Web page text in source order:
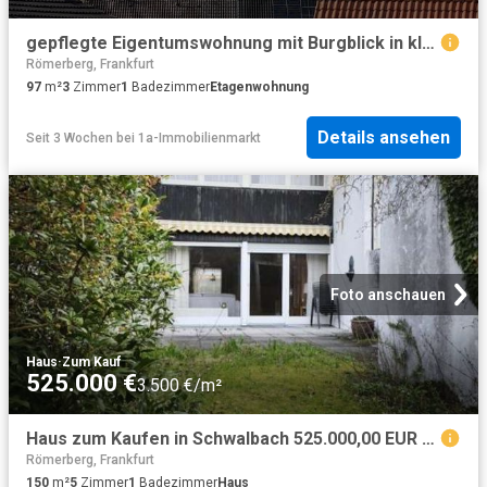
gepflegte Eigentumswohnung mit Burgblick in kleiner Wohneinheit
Römerberg, Frankfurt
97 m²3 Zimmer1 BadezimmerEtagenwohnung
Seit 3 Wochen bei 1a-Immobilienmarkt Details ansehen
Foto anschauen
Haus·Zum Kauf
525.000 €3.500 €/m²
Haus zum Kaufen in Schwalbach 525.000,00 EUR 150 m²
Römerberg, Frankfurt
150 m²5 Zimmer1 BadezimmerHaus